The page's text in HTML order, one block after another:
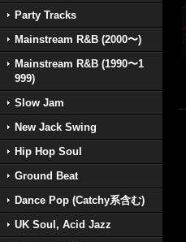
Party Tracks
Mainstream R&B (2000〜)
Mainstream R&B (1990〜1
999)
Slow Jam
New Jack Swing
Hip Hop Soul
Ground Beat
Dance Pop (Catchy系含む)
UK Soul, Acid Jazz